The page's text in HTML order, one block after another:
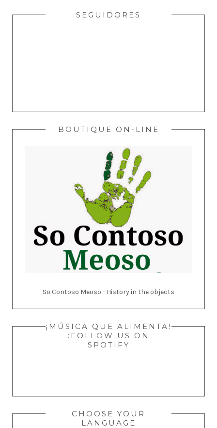
SEGUIDORES
BOUTIQUE ON-LINE
So Contoso Meoso - History in the objects
¡MÚSICA QUE ALIMENTA!
:FOLLOW US ON
SPOTIFY
CHOOSE YOUR
LANGUAGE